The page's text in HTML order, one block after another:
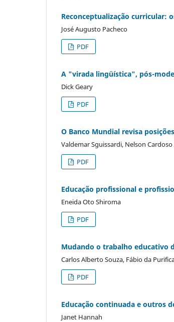
Reconceptualização curricular:
José Augusto Pacheco
PDF
A "virada lingüística", pós-
Dick Geary
PDF
O Banco Mundial revisa
Valdemar Sguissardi, Nelson
PDF
Educação profissional e
Eneida Oto Shiroma
PDF
Mudando o trabalho educativo
Carlos Alberto Souza, Fábio da
PDF
Educação continuada e outros
Janet Hannah